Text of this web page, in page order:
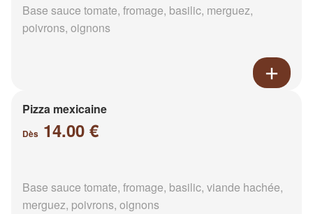
Base sauce tomate, fromage, basilic, merguez,
poivrons, oignons
Pizza mexicaine
Dès 14.00 €
Base sauce tomate, fromage, basilic, viande hachée,
merguez, poivrons, oignons